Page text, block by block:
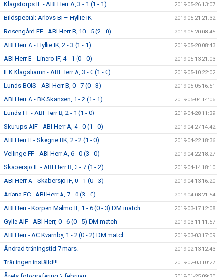
Klagstorps IF - ABI Herr A, 3 - 1 (1 - 1) 2019-05-26 13:07
Bildspecial: Arlövs BI – Hyllie IK 2019-05-21 21:32
Rosengård FF - ABI Herr B, 10 - 5 (2 - 0) 2019-05-20 08:45
ABI Herr A - Hyllie IK, 2 - 3 (1 - 1) 2019-05-20 08:43
ABI Herr B - Linero IF, 4 - 1 (0 - 0) 2019-05-13 21:03
IFK Klagshamn - ABI Herr A, 3 - 0 (1 - 0) 2019-05-10 22:02
Lunds BOIS - ABI Herr B, 0 - 7 (0 - 3) 2019-05-05 16:51
ABI Herr A - BK Skansen, 1 - 2 (1 - 1) 2019-05-04 14:06
Lunds FF - ABI Herr B, 2 - 1 (1 - 0) 2019-04-28 11:39
Skurups AIF - ABI Herr A, 4 - 0 (1 - 0) 2019-04-27 14:42
ABI Herr B - Skegrie BK, 2 - 2 (1 - 0) 2019-04-22 18:36
Vellinge FF - ABI Herr A, 6 - 0 (3 - 0) 2019-04-22 18:27
Skabersjö IF - ABI Herr B, 3 - 7 (1 - 2) 2019-04-14 18:10
ABI Herr A - Skabersjö IF, 0 - 1 (0 - 3) 2019-04-13 16:20
Ariana FC - ABI Herr A, 7 - 0 (3 - 0) 2019-04-08 21:54
ABI Herr - Korpen Malmö IF, 1 - 6 (0 - 3) DM match 2019-03-17 12:08
Gylle AIF - ABI Herr, 0 - 6 (0 - 5) DM match 2019-03-11 11:57
ABI Herr - AC Kvarnby, 1 - 2 (0 - 2) DM match 2019-03-03 17:09
Ändrad träningstid 7 mars. 2019-02-13 12:43
Träningen inställd!!! 2019-02-03 10:27